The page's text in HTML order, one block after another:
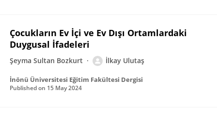
Çocukların Ev İçi ve Ev Dışı Ortamlardaki
Duygusal İfadeleri
Şeyma Sultan Bozkurt İlkay Ulutaş
İnönü Üniversitesi Eğitim Fakültesi Dergisi
Published on 15 May 2024